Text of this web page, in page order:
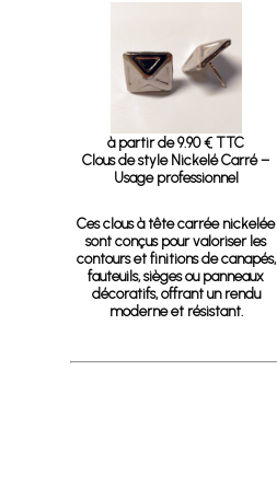
à partir de 9.90 € TTC
Clous de style Nickelé Carré –
Usage professionnel
Ces clous à tête carrée nickelée
sont conçus pour valoriser les
contours et finitions de canapés,
fauteuils, sièges ou panneaux
décoratifs, offrant un rendu
moderne et résistant.